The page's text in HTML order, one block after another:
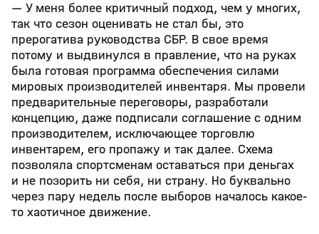
— У меня более критичный подход, чем у многих,
так что сезон оценивать не стал бы, это
прерогатива руководства СБР. В свое время
потому и выдвинулся в правление, что на руках
была готовая программа обеспечения силами
мировых производителей инвентаря. Мы провели
предварительные переговоры, разработали
концепцию, даже подписали соглашение с одним
производителем, исключающее торговлю
инвентарем, его пропажу и так далее. Схема
позволяла спортсменам оставаться при деньгах
и не позорить ни себя, ни страну. Но буквально
через пару недель после выборов началось какое-
то хаотичное движение.